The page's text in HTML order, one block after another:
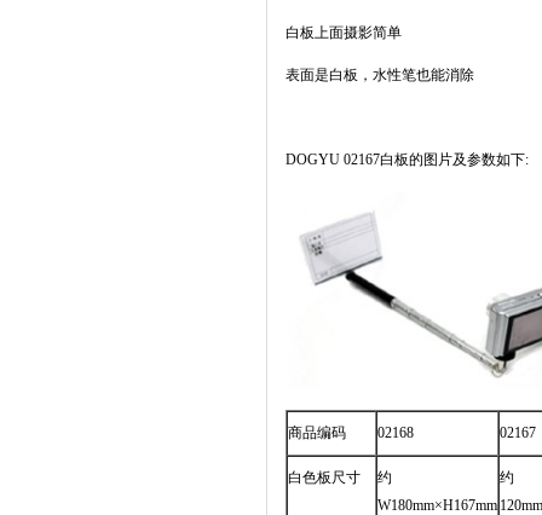
白板上面摄影简单
表面是白板，水性笔也能消除
DOGYU 02167白板的图片及参数如下:
商品编码 02168 02167
白色板尺寸
约
W180mm×H167mm
约